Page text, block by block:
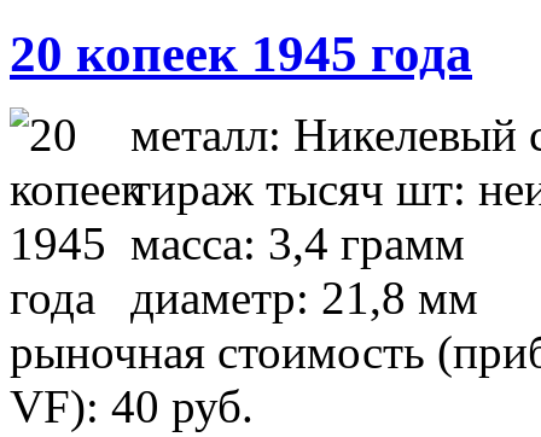
20 копеек 1945 года
металл: Никелевый
тираж тысяч шт:
масса: 3,4 грамм
диаметр: 21,8 мм
рыночная стоимость
VF): 40 руб.